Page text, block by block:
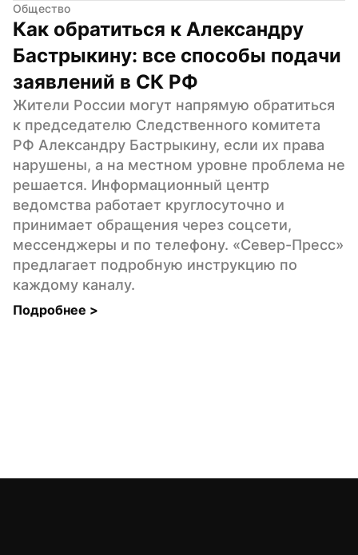
Общество
Как обратиться к Александру
Бастрыкину: все способы подачи
заявлений в СК РФ
Жители России могут напрямую обратиться
к председателю Следственного комитета
РФ Александру Бастрыкину, если их права
нарушены, а на местном уровне проблема не
решается. Информационный центр
ведомства работает круглосуточно и
принимает обращения через соцсети,
мессенджеры и по телефону. «Север-Пресс»
предлагает подробную инструкцию по
каждому каналу.
Подробнее >